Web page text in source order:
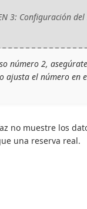
3: Configuración
número 2,
ajusta el número en
no muestre los
una reserva real.